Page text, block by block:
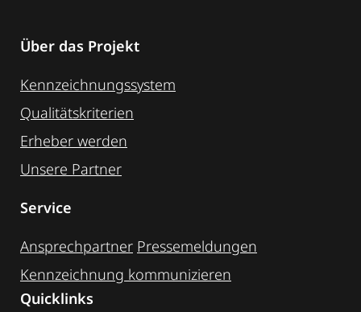
Über das Projekt
Kennzeichnungssystem
Qualitätskriterien
Erheber werden
Unsere Partner
Service
Ansprechpartner Pressemeldungen
Kennzeichnung ­kommunizieren
Quicklinks